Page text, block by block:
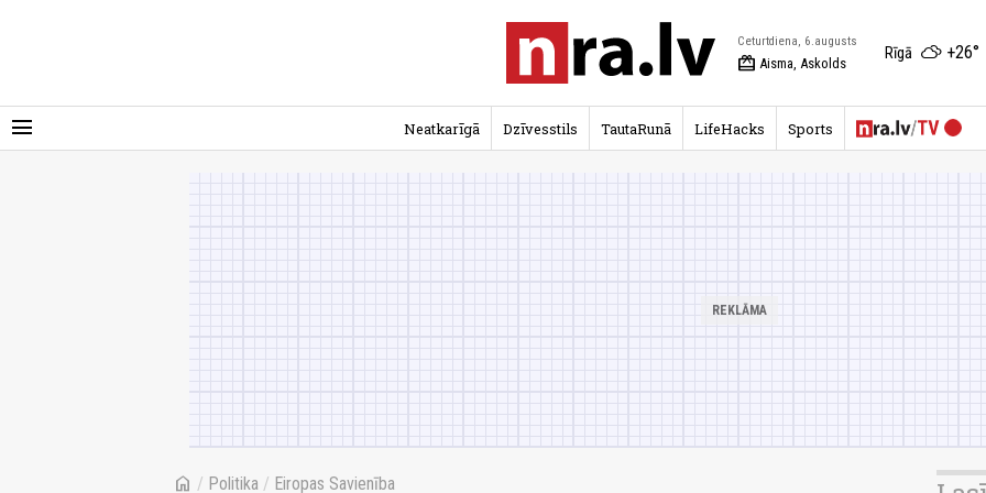
menu
Ceturtdiena, 6.augusts
redeem Aisma, Askolds
Rīgā +26°
Neatkarīgā Dzīvesstils TautaRunā LifeHacks Sports
home / Politika / Eiropas Savienība